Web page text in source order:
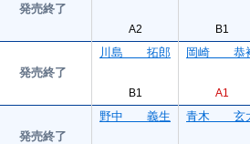
発売終了
A2 B1
発売終了
川島 拓郎
B1
岡崎 恭
A1
発売終了
野中 義生 青木 玄